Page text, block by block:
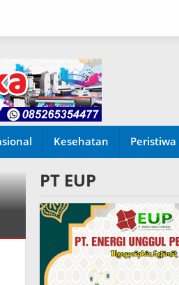
Kesehatan Peristiwa
PT EUP